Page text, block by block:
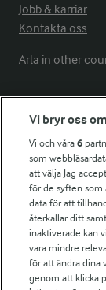
Jobb & karriär
Kontakta oss
Arla in other
Fler Arlasajter
För ägare
Arlas kundportal
Arla.com
Falbygdens Ost
Arla webbshop
Bildbank
Vi bryr oss
Vi och våra6
som
att välja Jag
för de syften som
data för att
återkallar ditt
inaktiverade kan
vara mindre
för att ändra dina
genom att klicka